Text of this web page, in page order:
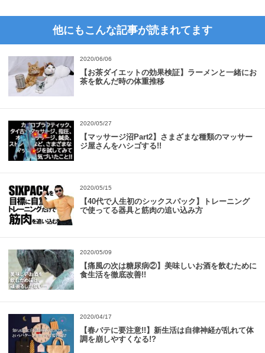
他にもこんな記事が読まれてます
2020/06/06
【お茶ダイエットの効果検証】ラーメンと一緒にお
茶を飲んだ時の体重推移
2020/05/27
【マッサージ沼Part2】さまざまな種類のマッサー
ジ屋さんをハシゴする!!
2020/05/15
【40代で人生初のシックスパック】トレーニング
で使ってる器具と筋肉の追い込み方
2020/05/09
【痛風の次は糖尿病②】美味しいお酒を飲むために
食生活を徹底改善!!
2020/04/17
【春バテに要注意!!】新生活は自律神経が乱れて体
調を崩しやすくなる!?